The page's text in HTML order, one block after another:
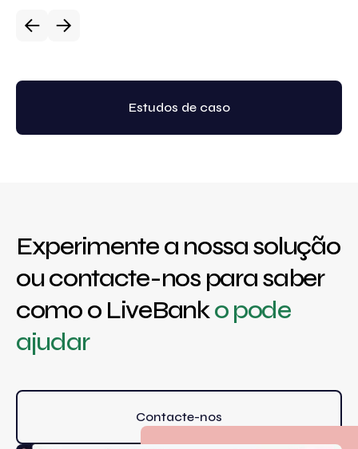
Estudos de caso
Experimente a nossa solução
ou contacte-nos para saber
como o LiveBanko pode
ajudar
Contacte-nos